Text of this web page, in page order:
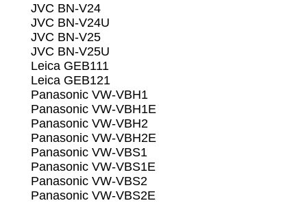
JVC BN-V24
JVC BN-V24U
JVC BN-V25
JVC BN-V25U
Leica GEB111
Leica GEB121
Panasonic VW-VBH1
Panasonic VW-VBH1E
Panasonic VW-VBH2
Panasonic VW-VBH2E
Panasonic VW-VBS1
Panasonic VW-VBS1E
Panasonic VW-VBS2
Panasonic VW-VBS2E